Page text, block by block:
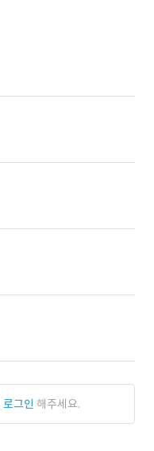
로그인 해주세요.